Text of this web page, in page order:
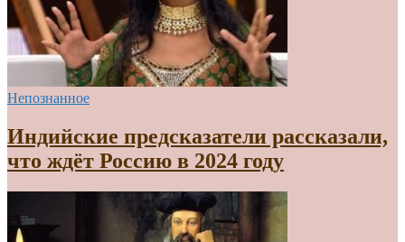
Непознанное
Индийские предсказатели рассказали,
что ждёт Россию в 2024 году